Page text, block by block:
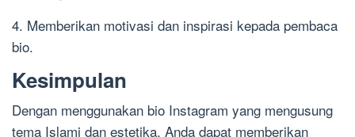
4. Memberikan motivasi dan inspirasi kepada pembaca
bio.
Kesimpulan
Dengan menggunakan bio Instagram yang mengusung
tema Islami dan estetika, Anda dapat memberikan